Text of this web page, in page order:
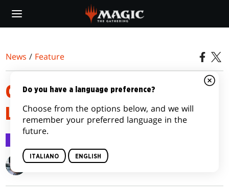
main
News / Feature
COMPENDIO DI PRERELEASE DI
L'ERA DELLA ROVINA
Gavin Verhey
Do you have a language preference?
Choose from the options below, and we will
remember your preferred language in the
future.
ITALIANO ENGLISH